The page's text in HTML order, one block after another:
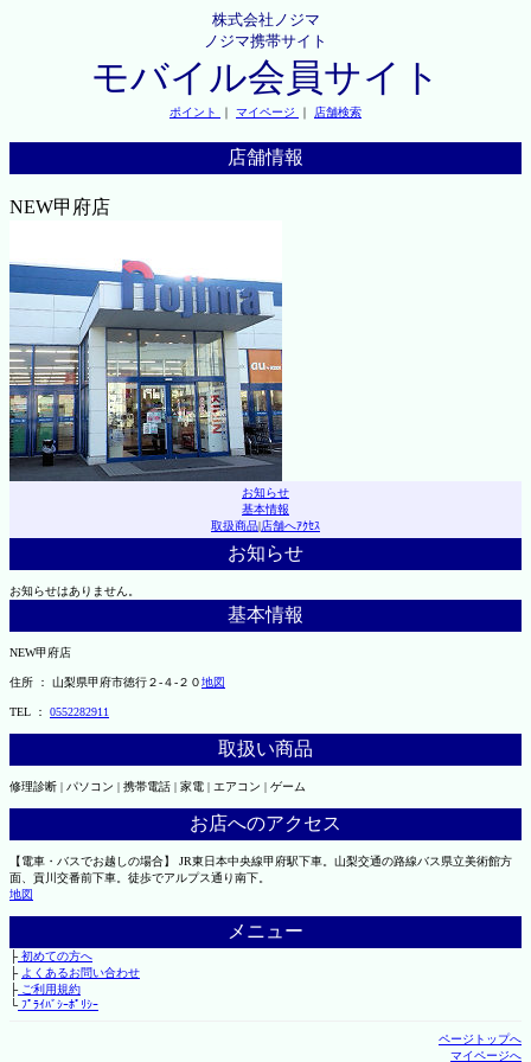
株式会社ノジマ
ノジマ携帯サイト
モバイル会員サイト
ポイント ｜ マイページ ｜ 店舗検索
店舗情報
NEW甲府店
お知らせ
基本情報
取扱商品|店舗へｱｸｾｽ
お知らせ
お知らせはありません。
基本情報
NEW甲府店
住所 ： 山梨県甲府市徳行２-４-２０地図
TEL ： 0552282911
取扱い商品
修理診断 | パソコン | 携帯電話 | 家電 | エアコン | ゲーム
お店へのアクセス
【電車・バスでお越しの場合】 JR東日本中央線甲府駅下車。山梨交通の路線バス県立美術館方
面、貢川交番前下車。徒歩でアルプス通り南下。
地図
メニュー
├初めての方へ
├ よくあるお問い合わせ
├ご利用規約
└ﾌﾟﾗｲﾊﾞｼｰﾎﾟﾘｼｰ
ページトップへ
マイページへ